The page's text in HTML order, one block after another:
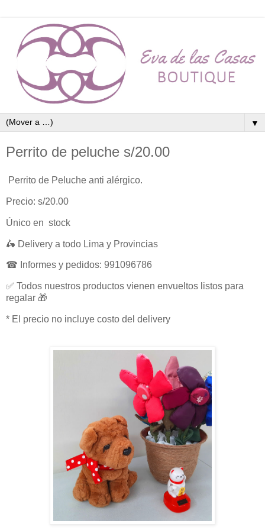
▼
Perrito de peluche s/20.00
Perrito de Peluche anti alérgico.
Precio: s/20.00
Único en stock
🛵 Delivery a todo Lima y Provincias
☎ Informes y pedidos: 991096786
✅ Todos nuestros productos vienen envueltos listos para
regalar 🎁
* El precio no incluye costo del delivery